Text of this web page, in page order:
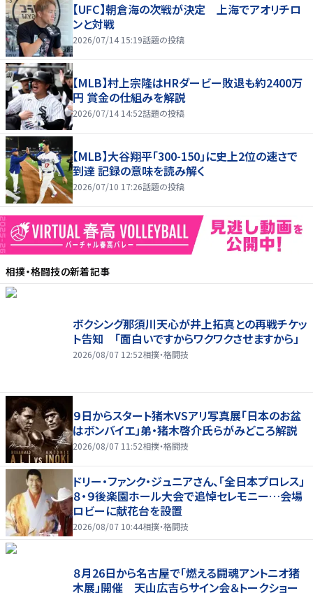
【UFC】朝倉海の次戦が決定 上海でアオリチロ
ンと対戦
2026/07/14 15:19話題の投稿
【MLB】村上宗隆はHRダービー敗退も約2400万
円 賞金の仕組みを解説
2026/07/14 14:52話題の投稿
【MLB】大谷翔平「300-150」に史上2位の速さで
到達 記録の意味を読み解く
2026/07/10 17:26話題の投稿
相撲・格闘技の新着記事
ボクシング那須川天心が井上拓真との再戦チケッ
ト告知 「面白いですからワクワクさせますから」
2026/08/07 12:52相撲・格闘技
９日からスタート猪木VSアリ写真展「日本のお盆
はボンバイエ」弟・猪木啓介氏らがみどころ解説
2026/08/07 11:52相撲・格闘技
ドリー・ファンク・ジュニアさん、「全日本プロレス」
８・９後楽園ホール大会で追悼セレモニー…会場
ロビーに献花台を設置
2026/08/07 10:44相撲・格闘技
８月26日から名古屋で「燃える闘魂アントニオ猪
木展」開催 天山広吉らサイン会＆トークショー